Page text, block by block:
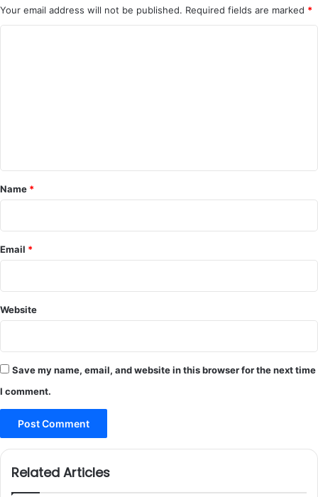
Your email address will not be published. Required fields are marked *
*
Name *
Email *
Website
Save my name, email, and website in this browser for the next time
I comment.
Related Articles